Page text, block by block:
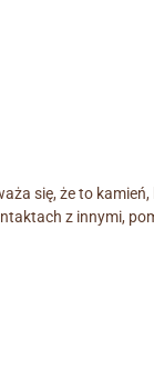
się, że to kamień,
z innymi,